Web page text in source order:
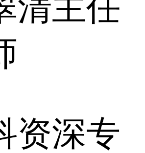
清主任
资深专